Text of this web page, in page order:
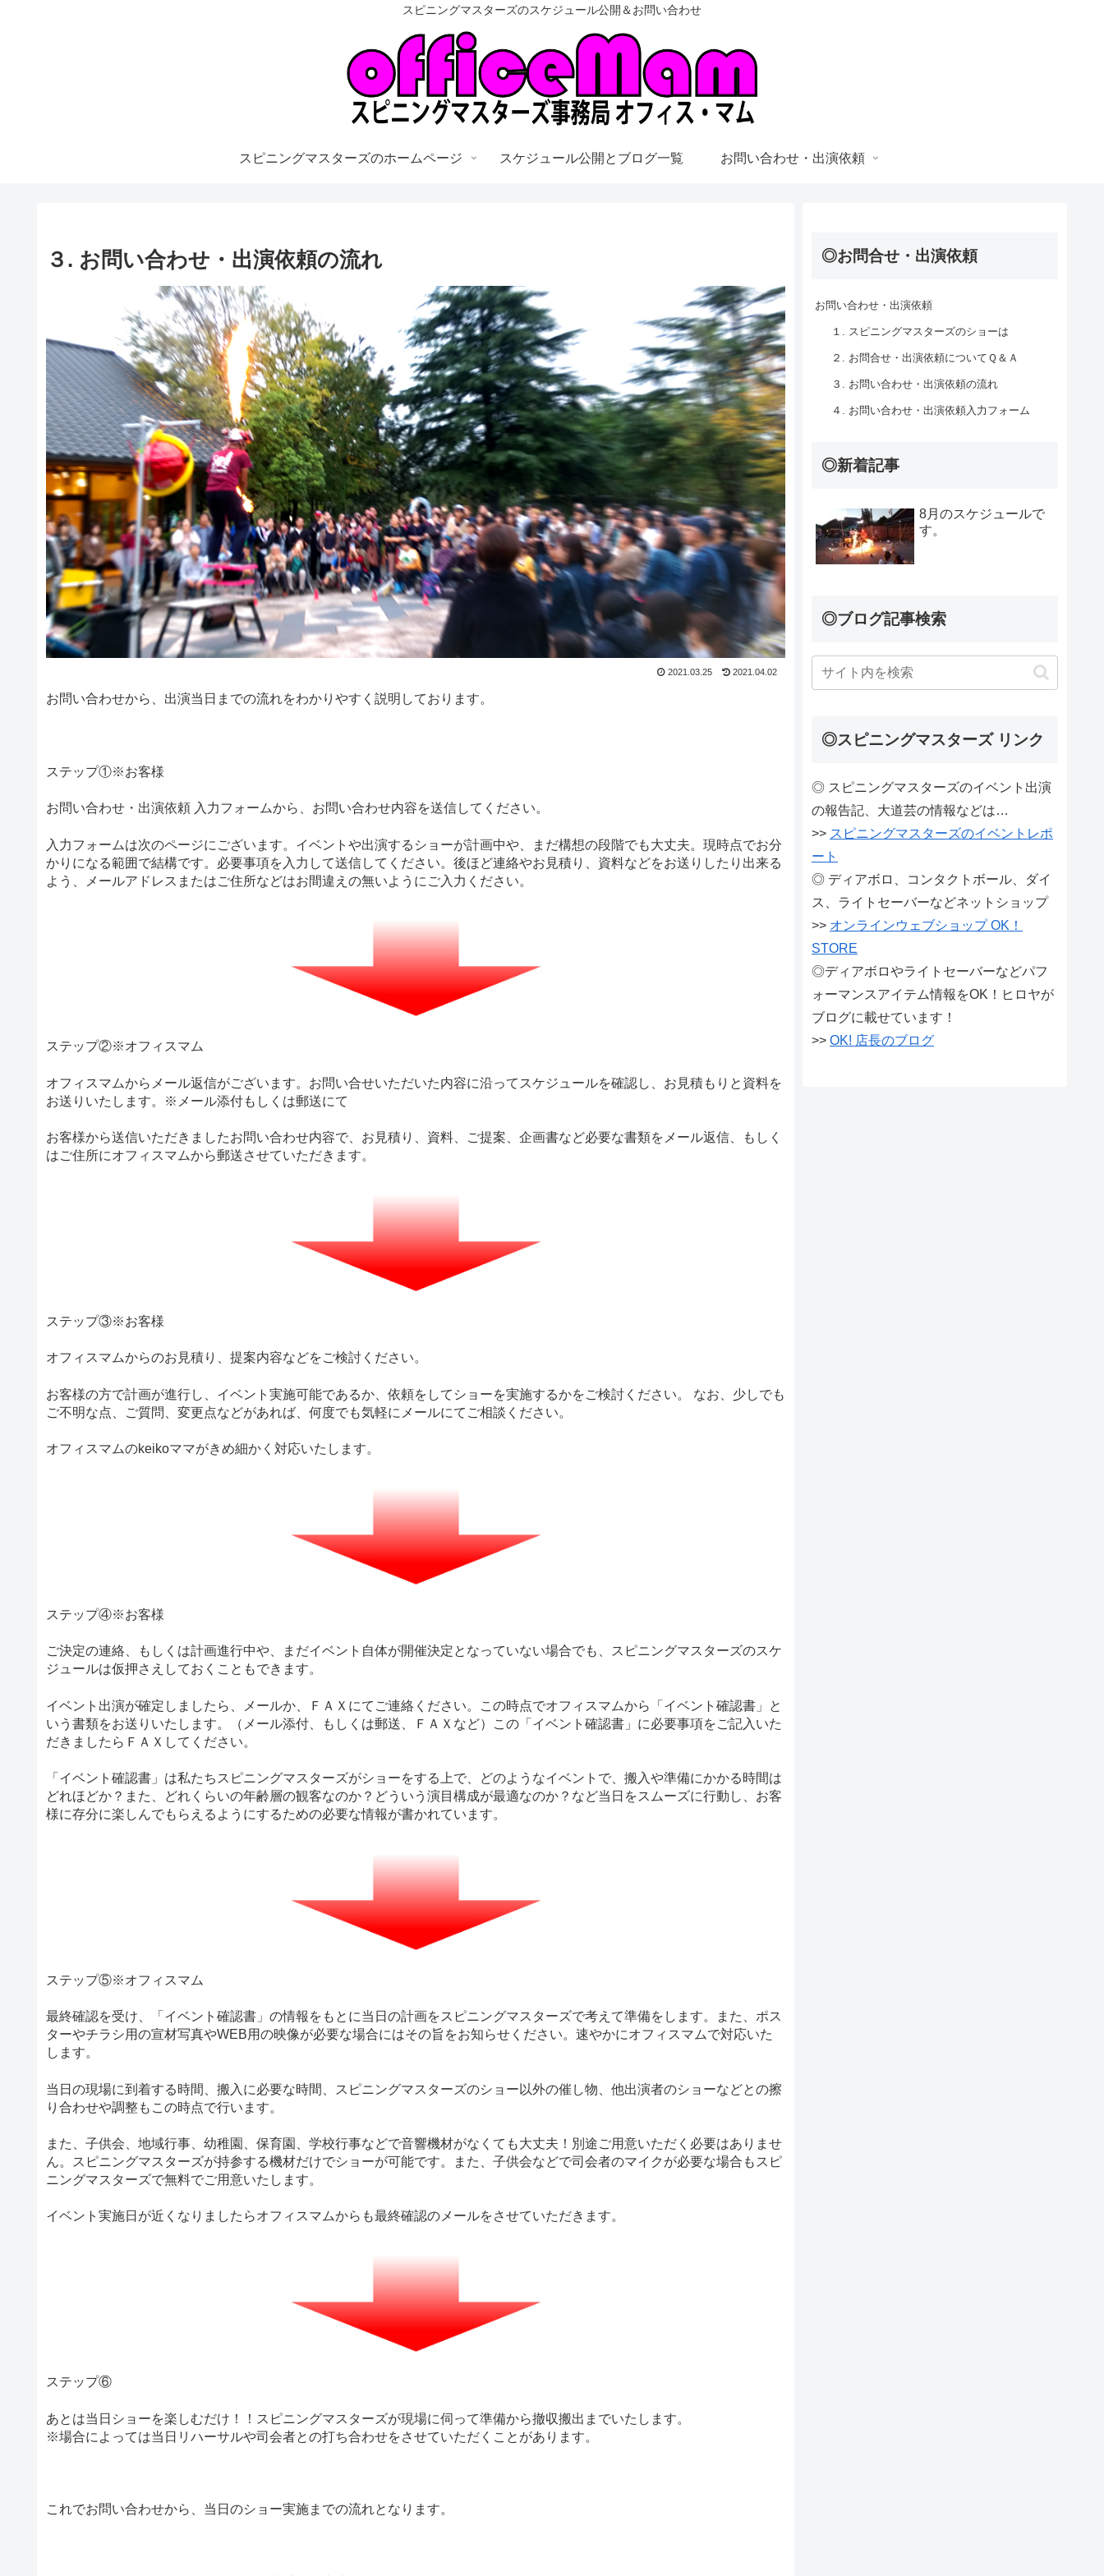
スピニングマスターズのスケジュール公開＆お問い合わせ
スピニングマスターズのホームページ スケジュール公開とブログ一覧 お問い合わせ・出演依頼
３. お問い合わせ・出演依頼の流れ
2021.03.25 2021.04.02
お問い合わせから、出演当日までの流れをわかりやすく説明しております。
ステップ①※お客様
お問い合わせ・出演依頼 入力フォームから、お問い合わせ内容を送信してください。
入力フォームは次のページにございます。イベントや出演するショーが計画中や、まだ構想の段階でも大丈夫。現時点でお分
かりになる範囲で結構です。必要事項を入力して送信してください。後ほど連絡やお見積り、資料などをお送りしたり出来る
よう、メールアドレスまたはご住所などはお間違えの無いようにご入力ください。
ステップ②※オフィスマム
オフィスマムからメール返信がございます。お問い合せいただいた内容に沿ってスケジュールを確認し、お見積もりと資料を
お送りいたします。※メール添付もしくは郵送にて
お客様から送信いただきましたお問い合わせ内容で、お見積り、資料、ご提案、企画書など必要な書類をメール返信、もしく
はご住所にオフィスマムから郵送させていただきます。
ステップ③※お客様
オフィスマムからのお見積り、提案内容などをご検討ください。
お客様の方で計画が進行し、イベント実施可能であるか、依頼をしてショーを実施するかをご検討ください。 なお、少しでも
ご不明な点、ご質問、変更点などがあれば、何度でも気軽にメールにてご相談ください。
オフィスマムのkeikoママがきめ細かく対応いたします。
ステップ④※お客様
ご決定の連絡、もしくは計画進行中や、まだイベント自体が開催決定となっていない場合でも、スピニングマスターズのスケ
ジュールは仮押さえしておくこともできます。
イベント出演が確定しましたら、メールか、ＦＡＸにてご連絡ください。この時点でオフィスマムから「イベント確認書」と
いう書類をお送りいたします。（メール添付、もしくは郵送、ＦＡＸなど）この「イベント確認書」に必要事項をご記入いた
だきましたらＦＡＸしてください。
「イベント確認書」は私たちスピニングマスターズがショーをする上で、どのようなイベントで、搬入や準備にかかる時間は
どれほどか？また、どれくらいの年齢層の観客なのか？どういう演目構成が最適なのか？など当日をスムーズに行動し、お客
様に存分に楽しんでもらえるようにするための必要な情報が書かれています。
ステップ⑤※オフィスマム
最終確認を受け、「イベント確認書」の情報をもとに当日の計画をスピニングマスターズで考えて準備をします。また、ポス
ターやチラシ用の宣材写真やWEB用の映像が必要な場合にはその旨をお知らせください。速やかにオフィスマムで対応いた
します。
当日の現場に到着する時間、搬入に必要な時間、スピニングマスターズのショー以外の催し物、他出演者のショーなどとの擦
り合わせや調整もこの時点で行います。
また、子供会、地域行事、幼稚園、保育園、学校行事などで音響機材がなくても大丈夫！別途ご用意いただく必要はありませ
ん。スピニングマスターズが持参する機材だけでショーが可能です。また、子供会などで司会者のマイクが必要な場合もスピ
ニングマスターズで無料でご用意いたします。
イベント実施日が近くなりましたらオフィスマムからも最終確認のメールをさせていただきます。
ステップ⑥
あとは当日ショーを楽しむだけ！！スピニングマスターズが現場に伺って準備から撤収搬出までいたします。
※場合によっては当日リハーサルや司会者との打ち合わせをさせていただくことがあります。
これでお問い合わせから、当日のショー実施までの流れとなります。
◎お問合せ・出演依頼
お問い合わせ・出演依頼
１. スピニングマスターズのショーは
２. お問合せ・出演依頼についてＱ＆Ａ
３. お問い合わせ・出演依頼の流れ
４. お問い合わせ・出演依頼入力フォーム
◎新着記事
8月のスケジュールで
す。
◎ブログ記事検索
◎スピニングマスターズ リンク
◎ スピニングマスターズのイベント出演
の報告記、大道芸の情報などは…
>> スピニングマスターズのイベントレポ
ート
◎ ディアボロ、コンタクトボール、ダイ
ス、ライトセーバーなどネットショップ
>> オンラインウェブショップ OK！
STORE
◎ディアボロやライトセーバーなどパフ
ォーマンスアイテム情報をOK！ヒロヤが
ブログに載せています！
>> OK! 店長のブログ